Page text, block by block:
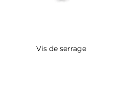
Vis de serrage